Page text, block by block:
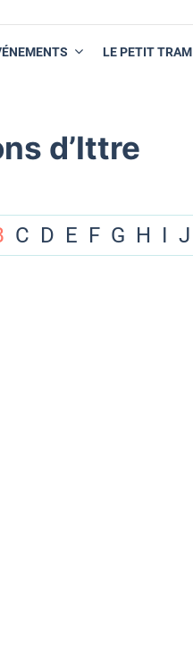
LE PETIT TRAM
d’Ittre
C D E F G H I J